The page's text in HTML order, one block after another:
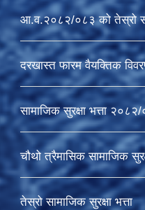
आ.व.२०८२/०८३ को तेस्रो
दरखास्त फारम वैयक्तिक
सामाजिक सुरक्षा भत्ता
चौथो त्रैमासिक सामाजिक
तेस्रो सामाजिक सुरक्षा भत्ता